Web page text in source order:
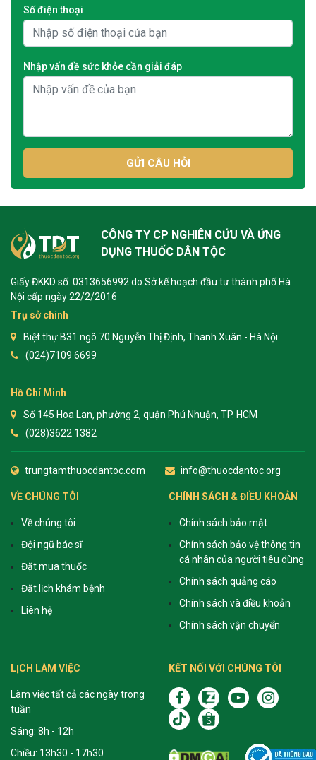
Số điện thoại
Nhập vấn đề sức khỏe cần giải đáp
GỬI CÂU HỎI
CÔNG TY CP NGHIÊN CỨU VÀ ỨNG
DỤNG THUỐC DÂN TỘC
Giấy ĐKKD số: 0313656992 do Sở kế hoạch đầu tư thành phố Hà
Nội cấp ngày 22/2/2016
Trụ sở chính
Biệt thự B31 ngõ 70 Nguyễn Thị Định, Thanh Xuân - Hà Nội
(024)7109 6699
Hồ Chí Minh
Số 145 Hoa Lan, phường 2, quận Phú Nhuận, TP. HCM
(028)3622 1382
trungtamthuocdantoc.com info@thuocdantoc.org
VỀ CHÚNG TÔI
Về chúng tôi
Đội ngũ bác sĩ
Đặt mua thuốc
Đặt lịch khám bệnh
Liên hệ
CHÍNH SÁCH & ĐIỀU KHOẢN
Chính sách bảo mật
Chính sách bảo vệ thông tin
cá nhân của người tiêu dùng
Chính sách quảng cáo
Chính sách và điều khoản
Chính sách vận chuyển
LỊCH LÀM VIỆC
Làm việc tất cả các ngày trong
tuần
Sáng: 8h - 12h
Chiều: 13h30 - 17h30
KẾT NỐI VỚI CHÚNG TÔI